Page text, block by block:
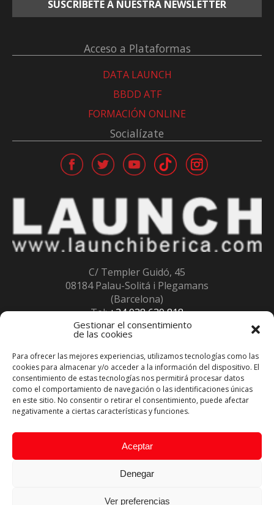
Gestionar el consentimiento
de las cookies
Para ofrecer las mejores experiencias, utilizamos tecnologías como las
cookies para almacenar y/o acceder a la información del dispositivo. El
consentimiento de estas tecnologías nos permitirá procesar datos
como el comportamiento de navegación o las identificaciones únicas
en este sitio. No consentir o retirar el consentimiento, puede afectar
negativamente a ciertas características y funciones.
Aceptar
Denegar
Ver preferencias
SUSCRÍBETE A NUESTRA NEWSLETTER
Acceso a Plataformas
DATA LAUNCH
BBDD ATF
FORMACIÓN ONLINE
Socialízate
C/ Templer Guidó, 45
08184 Palau-Solitá i Plegamans
(Barcelona)
Tel:+34 938 639 818
Fax:+34 938 639 847
info@launchiberica.com
Horario: 8:30 a 13:00 / 14:30 a 18:00 L a V
Inscritos en elRegistro RII-AEEnum. 12230